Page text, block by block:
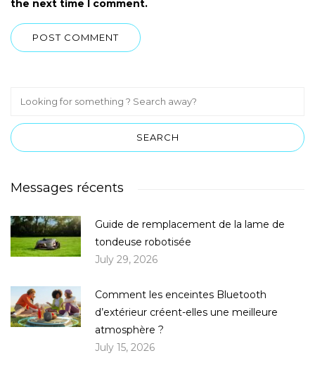
the next time I comment.
Messages récents
Guide de remplacement de la lame de
tondeuse robotisée
July 29, 2026
Comment les enceintes Bluetooth
d’extérieur créent-elles une meilleure
atmosphère ?
July 15, 2026